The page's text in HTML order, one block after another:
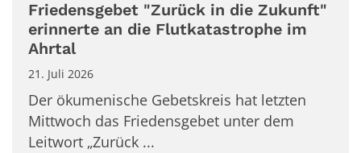
Friedensgebet "Zurück in die Zukunft"
erinnerte an die Flutkatastrophe im
Ahrtal
21. Juli 2026
Der ökumenische Gebetskreis hat letzten
Mittwoch das Friedensgebet unter dem
Leitwort „Zurück ...